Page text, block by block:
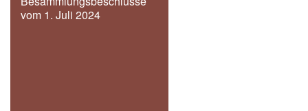
vom 1. Juli 2024